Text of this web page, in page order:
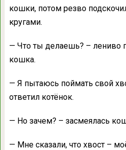
кошки, потом резво
кругами.
— Что ты делаешь? – лениво
кошка.
— Я пытаюсь поймать свой
ответил котёнок.
— Но зачем? – засмеялась
— Мне сказали, что хвост –